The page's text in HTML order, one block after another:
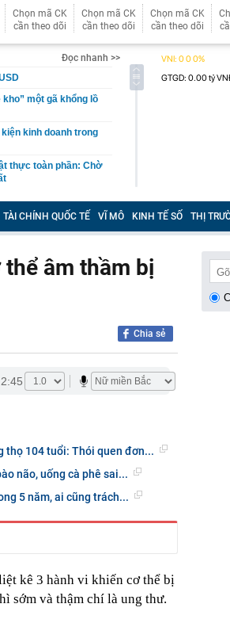
Chọn mã CK
cần theo dõi
Chọn mã CK
cần theo dõi
Chọn mã CK
cần theo dõi
Đọc nhanh >>
một gã khổng lồ
kinh doanh trong
thực toàn phần: Chờ
mua khóa học
năm ôn thi
không cần tiếp nhiên
nhưng một nghịch lý
dùng
xuyên biên
tế toàn cầu tăng cao
vẫn không đủ sống
sinh con mùa Xuân
là mùa nào?
cả mọi người lưu ý
tỷ đồng tại tỉnh “thủ
T&T cùng hiện
nhanh chóng nộp
TÀI CHÍNH QUỐC TẾ VĨ MÔ KINH TẾ SỐ THỊ
âm thầm bị
Chia sẻ
2:45
thọ 104 tuổi: Thói quen đơn...
não, uống cà phê sai...
5 năm, ai cũng trách...
kê 3 hành vi khiến cơ thể bị
sớm và thậm chí là ung thư.